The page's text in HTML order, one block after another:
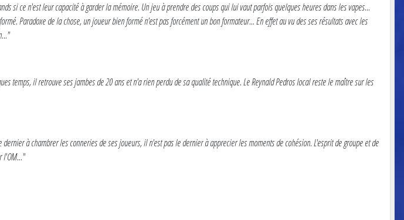
si ce n'est leur capacité à garder la mémoire. Un jeu à prendre des coups qui lui vaut parfois quelques heures dans les vapes...
Paradoxe de la chose, un joueur bien formé n'est pas forcément un bon formateur... En effet au vu des ses résultats avec les
temps, il retrouve ses jambes de 20 ans et n'a rien perdu de sa qualité technique. Le Reynald Pedros local reste le maître sur les
à chambrer les conneries de ses joueurs, il n'est pas le dernier à apprecier les moments de cohésion. L'esprit de groupe et de
l'OM..."